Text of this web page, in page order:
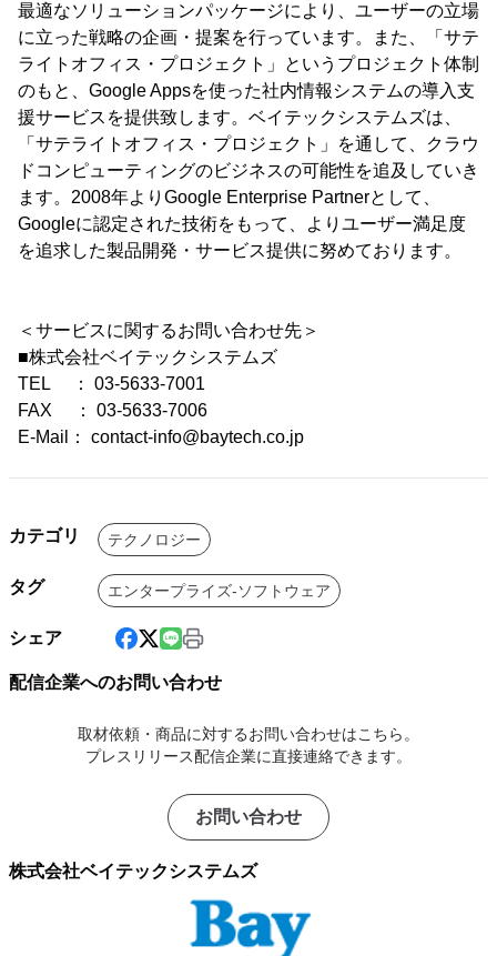
最適なソリューションパッケージにより、ユーザーの立場
に立った戦略の企画・提案を行っています。また、「サテ
ライトオフィス・プロジェクト」というプロジェクト体制
のもと、Google Appsを使った社内情報システムの導入支
援サービスを提供致します。ベイテックシステムズは、
「サテライトオフィス・プロジェクト」を通して、クラウ
ドコンピューティングのビジネスの可能性を追及していき
ます。2008年よりGoogle Enterprise Partnerとして、
Googleに認定された技術をもって、よりユーザー満足度
を追求した製品開発・サービス提供に努めております。
＜サービスに関するお問い合わせ先＞
■株式会社ベイテックシステムズ
TEL ： 03-5633-7001
FAX ： 03-5633-7006
E-Mail： contact-info@baytech.co.jp
カテゴリ テクノロジー
タグ エンタープライズ-ソフトウェア
シェア
配信企業へのお問い合わせ
取材依頼・商品に対するお問い合わせはこちら。
プレスリリース配信企業に直接連絡できます。
お問い合わせ
株式会社ベイテックシステムズ